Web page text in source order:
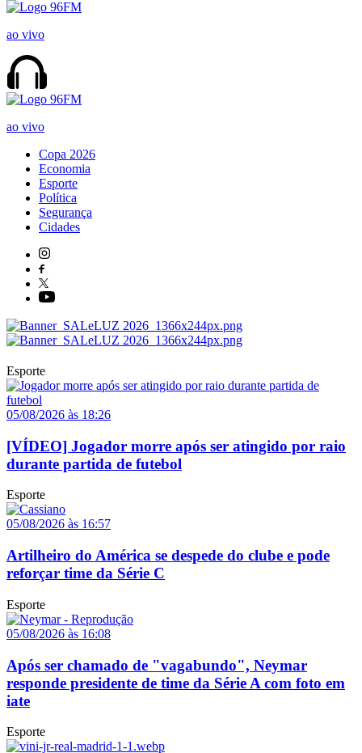
ao vivo
ao vivo
Copa 2026
Economia
Esporte
Política
Segurança
Cidades
Esporte
05/08/2026 às 18:26
[VÍDEO] Jogador morre após ser atingido por raio
durante partida de futebol
Esporte
05/08/2026 às 16:57
Artilheiro do América se despede do clube e pode
reforçar time da Série C
Esporte
05/08/2026 às 16:08
Após ser chamado de "vagabundo", Neymar
responde presidente de time da Série A com foto em
iate
Esporte